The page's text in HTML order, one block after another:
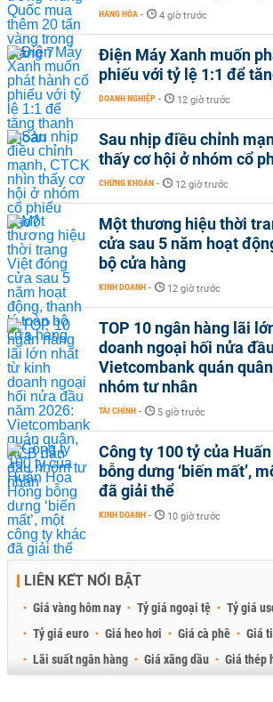
HÀNG HÓA - 4 giờ trước
Điện Máy Xanh muốn
phiếu với tỷ lệ 1:1 để
DOANH NGHIỆP - 12 giờ trước
Sau nhịp điều chỉnh
thấy cơ hội ở nhóm cổ
CHỨNG KHOÁN - 12 giờ trước
Một thương hiệu thời
cửa sau 5 năm hoạt
bộ cửa hàng
KINH DOANH - 12 giờ trước
TOP 10 ngân hàng lãi
doanh ngoại hối nửa
Vietcombank quán
nhóm tư nhân
TÀI CHÍNH - 5 giờ trước
Công ty 100 tỷ của
bỗng dưng ‘biến mất’,
đã giải thể
KINH DOANH - 10 giờ trước
LIÊN KẾT NỔI BẬT
Giá vàng hôm nay Tỷ giá ngoại tệ Tỷ giá
Tỷ giá euro
Giá heo hơi Giá cà phê
Giá
Lãi suất ngân hàng
Giá xăng dầu
Giá thép